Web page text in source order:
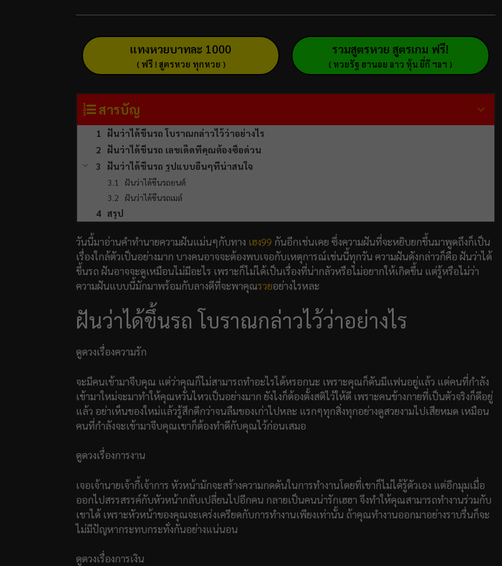
แทงหวยบาทละ 1000
( ฟรี ! สูตรหวย ทุกหวย )
รวมสูตรหวย สูตรเกม ฟรี!
( หวยรัฐ ฮานอย ลาว หุ้น ยี่กี ฯลฯ )
สารบัญ
ฝันว่าได้ขึ้นรถ โบราณกล่าวไว้ว่าอย่างไร
ฝันว่าได้ขึ้นรถ เลขเด็ดที่คุณต้องซื้อด่วน
ฝันว่าได้ขึ้นรถ รูปแบบอื่นๆที่น่าสนใจ
ฝันว่าได้ขึ้นรถยนต์
ฝันว่าได้ขึ้นรถเมล์
สรุป
วันนี้มาอ่านคำทำนายความฝันแม่นๆกับทาง เฮง99 กันอีกเช่นเคย ซึ่งความฝันที่จะหยิบยกขึ้นมาพูดถึงก็เป็น
เรื่องใกล้ตัวเป็นอย่างมาก บางคนอาจจะต้องพบเจอกับเหตุการณ์เช่นนี้ทุกวัน ความฝันดังกล่าวก็คือ ฝันว่าได้
ขึ้นรถ ฝันอาจจะดูเหมือนไม่มีอะไร เพราะก็ไม่ได้เป็นเรื่องที่น่ากลัวหรือไม่อยากให้เกิดขึ้น แต่รู้หรือไม่ว่า
ความฝันแบบนี้มักมาพร้อมกับลางดีที่จะพาคุณรวยอย่างไรหละ
ฝันว่าได้ขึ้นรถ โบราณกล่าวไว้ว่าอย่างไร
ดูดวงเรื่องความรัก
จะมีคนเข้ามาจีบคุณ แต่ว่าคุณก็ไม่สามารถทำอะไรได้หรอกนะ เพราะคุณก็ดันมีแฟนอยู่แล้ว แต่คนที่กำลัง
เข้ามาใหม่จะมาทำให้คุณหวั่นไหวเป็นอย่างมาก ยังไงก็ต้องตั้งสติไว้ให้ดี เพราะคนข้างกายที่เป็นตัวจริงก็ดีอยู่
แล้ว อย่าเห็นของใหม่แล้วรู้สึกดีกว่าจนลืมของเก่าไปหละ แรกๆทุกสิ่งทุกอย่างดูสวยงามไปเสียหมด เหมือน
คนที่กำลังจะเข้ามาจีบคุณเขาก็ต้องทำดีกับคุณไว้ก่อนเสมอ
ดูดวงเรื่องการงาน
เจอเจ้านายเจ้ากี้เจ้าการ หัวหน้ามักจะสร้างความกดดันในการทำงานโดยที่เขาก็ไม่ได้รู้ตัวเอง แต่อีกมุมเมื่อ
ออกไปสรรสรรค์กับหัวหน้ากลับเปลี่ยนไปอีกคน กลายเป็นคนน่ารักเฮฮา จึงทำให้คุณสามารถทำงานร่วมกับ
เขาได้ เพราะหัวหน้าของคุณจะเคร่งเครียดกับการทำงานเพียงเท่านั้น ถ้าคุณทำงานออกมาอย่างราบรื่นก็จะ
ไม่มีปัญหากระทบกระทั่งกันอย่างแน่นอน
ดูดวงเรื่องการเงิน